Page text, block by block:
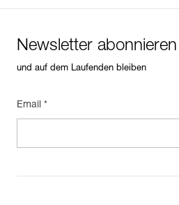
Newsletter abonnieren
und auf dem Laufenden bleiben
Email *